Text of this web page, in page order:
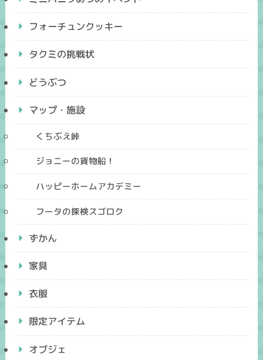
フォーチュンクッキー
タクミの挑戦状
どうぶつ
マップ・施設
くちぶえ峠
ジョニーの貨物船！
ハッピーホームアカデミー
フータの探検スゴロク
ずかん
家具
衣服
限定アイテム
オブジェ